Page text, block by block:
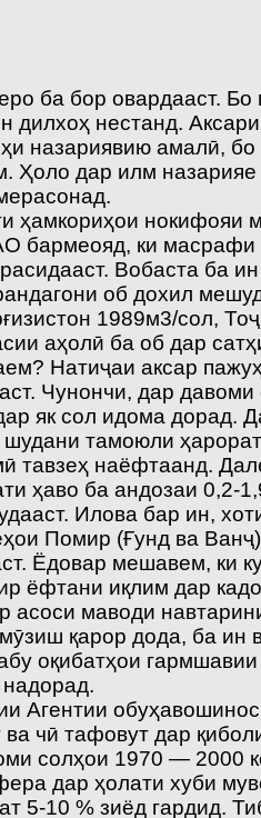
ба бор овардааст. Бо
нестанд.
назариявию амалӣ,
Ҳоло дар илм
нокифояи
бармеояд, ки
Вобаста ба
об дохил
1989м3/сол,
аҳолӣ ба об дар
Натиҷаи аксар
Чунончи, дар
як сол идома дорад.
шудани тамоюли
тавзеҳ наёфтаанд.
ҳаво ба андозаи 0,2-
Илова бар ин,
Помир (Ғунд ва
Ёдовар мешавем, ки
ёфтани иқлим дар
маводи
қарор дода, ба
оқибатҳои
Агентии
чӣ тафовут дар
солҳои 1970 — 2000
дар ҳолати хуби
5-10 % зиёд гардид.